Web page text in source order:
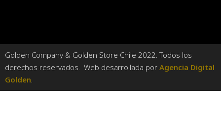
Golden Company & Golden Store Chile 2022. Todos los
derechos reservados. Web desarrollada por Agencia Digital
Golden